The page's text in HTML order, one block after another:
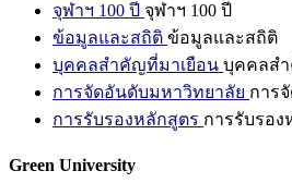
จุฬาฯ 100 ปี จุฬาฯ 100 ปี
ข้อมูลและสถิติ ข้อมูลและสถิติ
บุคคลสำคัญที่มาเยือน บุคคลส
การจัดอันดับมหาวิทยาลัย การ
การรับรองหลักสูตร การรับรอง
Green University